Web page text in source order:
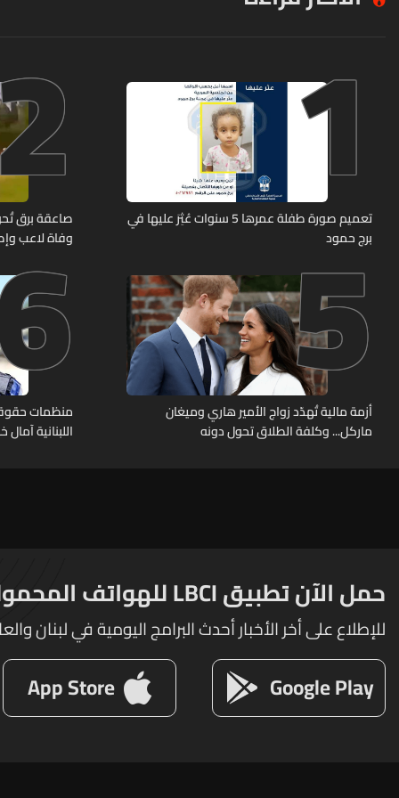
1
تعميم صورة طفلة عمرها 5 سنوات عُثِرَ عليها في
برج حمود
صاعقة برق
وفاة لاعب وإصابة
5
أزمة مالية تُهدّد زواج الأمير هاري وميغان
ماركل... وكلفة الطلاق تحول دونه
منظمات
اللبنانية
حمل الآن تطبيق LBCI للهواتف المحمولة
للإطلاع على أخر الأخبار أحدث البرامج اليومية في لبنان
Google Play
App Store